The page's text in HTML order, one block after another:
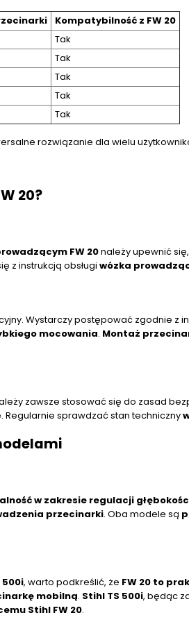
Kompatybilność z FW 20
Tak
Tak
Tak
Tak
Tak
rozwiązanie dla wielu
20?
FW 20należy upewnić
z instrukcją obsługi wózka
Wystarczy postępować zgodnie z
mocowania. Montaż
zawsze stosować się do zasad
sprawdzać stan techniczny
w zakresie regulacji
przecinarki. Oba modele są
500i, warto podkreślić, że FW 20 to
mobilną. Stihl TS 500i, będąc
Stihl FW 20.